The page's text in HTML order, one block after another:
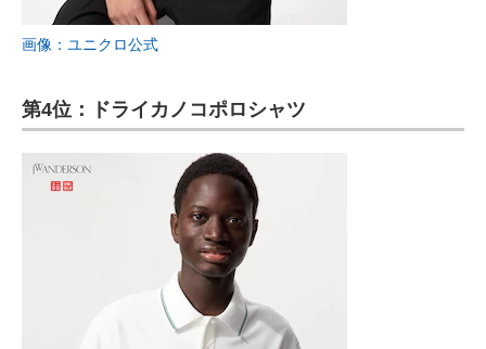
画像：ユニクロ公式
第4位：ドライカノコポロシャツ